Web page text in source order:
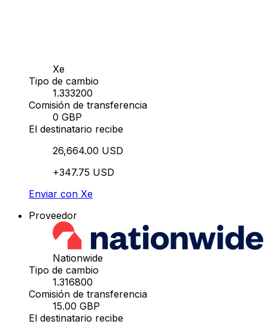
Xe
Tipo de cambio
1.333200
Comisión de transferencia
0 GBP
El destinatario recibe
26,664.00 USD
+347.75 USD
Enviar con Xe
Proveedor
Nationwide
Tipo de cambio
1.316800
Comisión de transferencia
15.00 GBP
El destinatario recibe